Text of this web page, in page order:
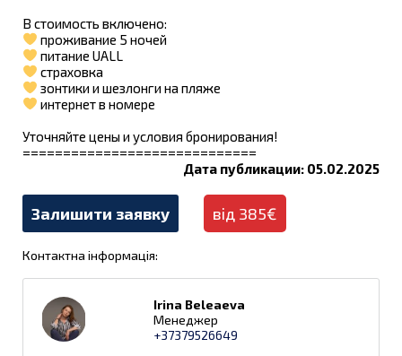
В стоимость включено:
проживание 5 ночей
питание UALL
страховка
зонтики и шезлонги на пляже
интернет в номере
Уточняйте цены и условия бронирования!
=============================
Дата публикации: 05.02.2025
Залишити заявку від 385€
Контактна інформація:
Irina Beleaeva
Менеджер
+37379526649